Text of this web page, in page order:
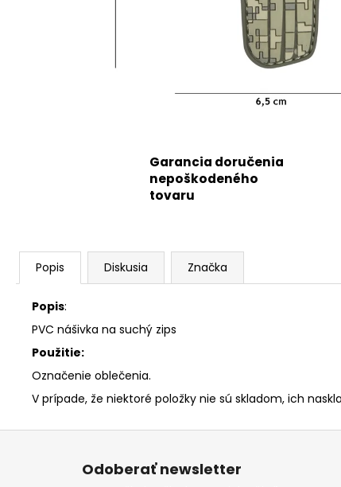
Garancia doručenia
nepoškodeného
tovaru
Popis Diskusia Značka
Popis:
PVC nášivka na suchý zips
Použitie:
Označenie oblečenia.
V prípade, že niektoré položky nie sú skladom, ich
Z
Odoberať newsletter